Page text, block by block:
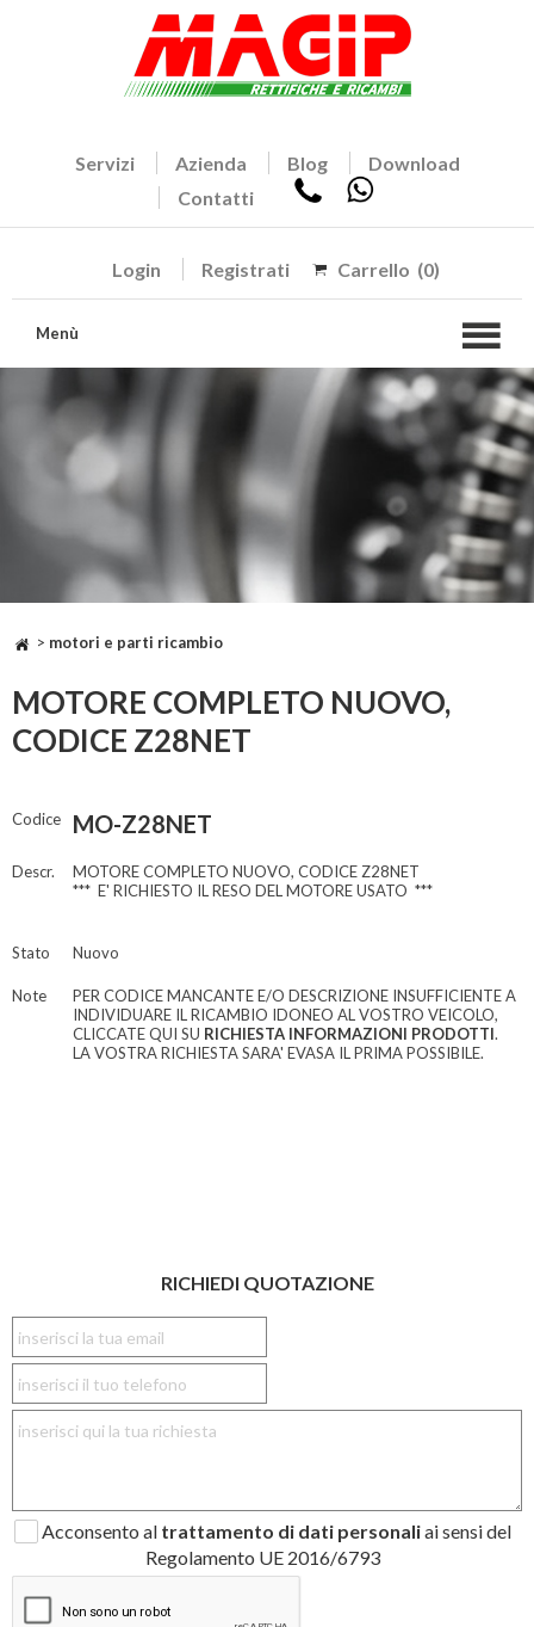
Servizi Azienda Blog
Download
Contatti
Login Registrati Carrello (0)
Menù
> motori e parti ricambio
MOTORE COMPLETO NUOVO,
CODICE Z28NET
Codice MO-Z28NET
Descr.
MOTORE COMPLETO NUOVO, CODICE Z28NET
*** E' RICHIESTO IL RESO DEL MOTORE USATO ***
Stato Nuovo
Note
PER CODICE MANCANTE E/O DESCRIZIONE INSUFFICIENTE A
INDIVIDUARE IL RICAMBIO IDONEO AL VOSTRO VEICOLO,
CLICCATE QUI SU RICHIESTA INFORMAZIONI PRODOTTI.
LA VOSTRA RICHIESTA SARA' EVASA IL PRIMA POSSIBILE.
RICHIEDI QUOTAZIONE
Acconsento al trattamento di dati personaliai sensi del
Regolamento UE 2016/6793